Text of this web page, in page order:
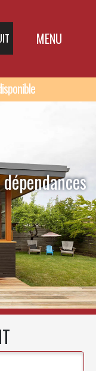
MENU